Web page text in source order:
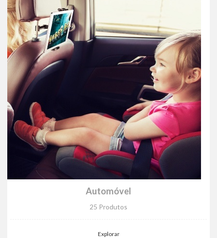
Automóvel
25 Produtos
Explorar